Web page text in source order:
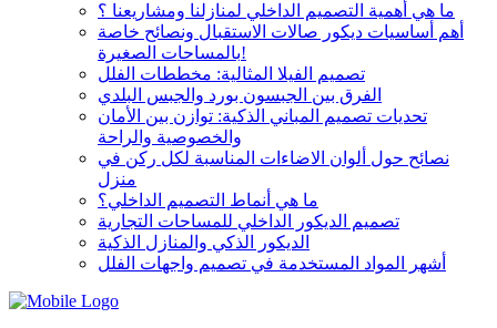
ما هي أهمية التصميم الداخلي لمنازلنا ومشاريعنا ؟
أهم أساسيات ديكور صالات الاستقبال ونصائح خاصة
بالمساحات الصغيرة!
تصميم الفيلا المثالية: مخططات الفلل
الفرق بين الجبسون بورد والجبس البلدي
تحديات تصميم المباني الذكية: توازن بين الأمان
والخصوصية والراحة
نصائح حول ألوان الاضاءات المناسبة لكل ركن في
منزل
ما هي أنماط التصميم الداخلي؟
تصميم الديكور الداخلي للمساحات التجارية
الديكور الذكي والمنازل الذكية
أشهر المواد المستخدمة في تصميم واجهات الفلل